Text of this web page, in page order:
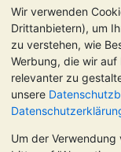
Wir verwenden
Drittanbietern), um
zu verstehen, wie
Werbung, die wir
relevanter zu
unsere
Um der
Hammersmith
London
W6 8DA
Großbritannien
TrustScore 4.8 |